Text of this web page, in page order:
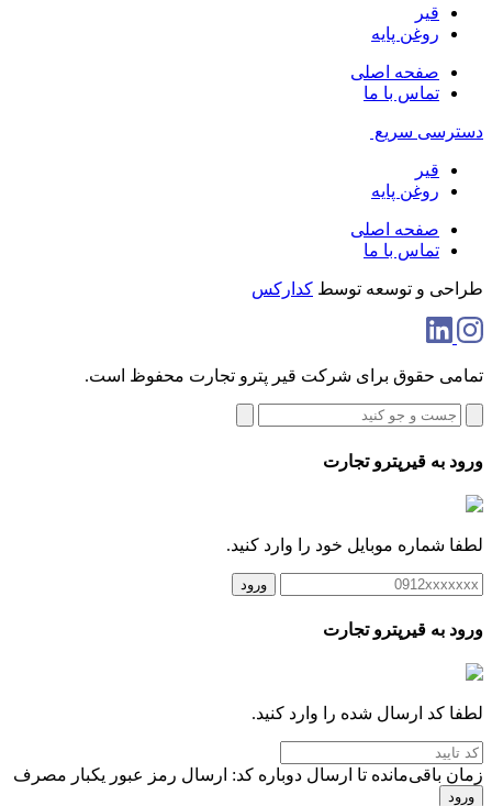
قیر
روغن پایه
صفحه اصلی
تماس با ما
دسترسی سریع
قیر
روغن پایه
صفحه اصلی
تماس با ما
طراحی و توسعه توسط کدارکس
تمامی حقوق برای شرکت قیر پترو تجارت محفوظ است.
ورود به قیرپترو تجارت
لطفا شماره موبایل خود را وارد کنید.
ورود
ورود به قیرپترو تجارت
لطفا کد ارسال شده را وارد کنید.
زمان باقی‌مانده تا ارسال دوباره کد: ارسال رمز عبور یکبار مصرف
ورود